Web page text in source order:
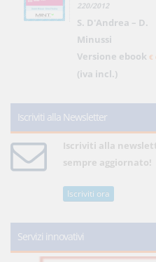
220/2012
S. D'Andrea – D.
Minussi
Versione ebook €
(iva incl.)
Iscriviti alla Newsletter
Iscriviti alla
sempre aggiornato!
Iscriviti ora
Servizi innovativi